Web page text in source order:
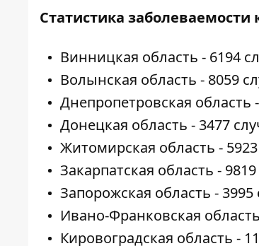
Статистика
Винницкая область - 6194
Волынская область - 8059
Днепропетровская область
Донецкая область - 3477
Житомирская область - 5923
Закарпатская область -
Запорожская область - 3995
Ивано-Франковская
Кировоградская область -